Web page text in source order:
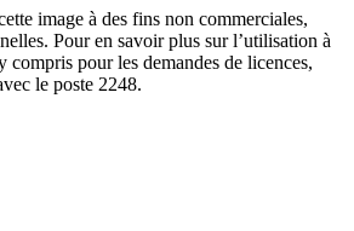
image à des fins non commerciales,
Pour en savoir plus sur l’utilisation à
compris pour les demandes de licences,
le poste 2248.